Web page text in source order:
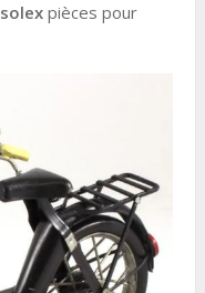
solexpièces pour